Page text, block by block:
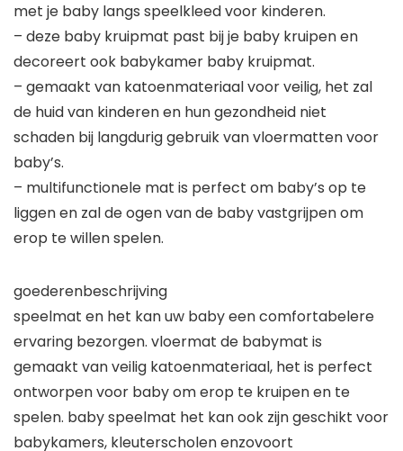
met je baby langs speelkleed voor kinderen.
– deze baby kruipmat past bij je baby kruipen en
decoreert ook babykamer baby kruipmat.
– gemaakt van katoenmateriaal voor veilig, het zal
de huid van kinderen en hun gezondheid niet
schaden bij langdurig gebruik van vloermatten voor
baby’s.
– multifunctionele mat is perfect om baby’s op te
liggen en zal de ogen van de baby vastgrijpen om
erop te willen spelen.
goederenbeschrijving
speelmat en het kan uw baby een comfortabelere
ervaring bezorgen. vloermat de babymat is
gemaakt van veilig katoenmateriaal, het is perfect
ontworpen voor baby om erop te kruipen en te
spelen. baby speelmat het kan ook zijn geschikt voor
babykamers, kleuterscholen enzovoort